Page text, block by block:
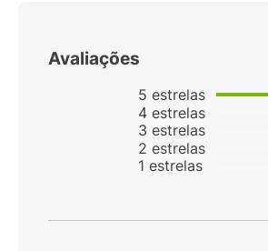
Avaliações
5 estrelas
4estrelas
3 estrelas
2 estrelas
1 estrelas